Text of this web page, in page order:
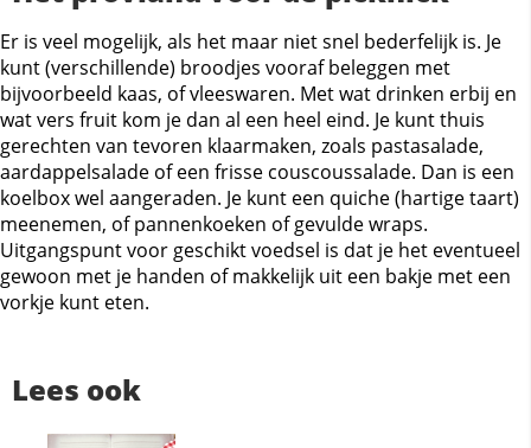
Er is veel mogelijk, als het maar niet snel bederfelijk is. Je
kunt (verschillende) broodjes vooraf beleggen met
bijvoorbeeld kaas, of vleeswaren. Met wat drinken erbij en
wat vers fruit kom je dan al een heel eind. Je kunt thuis
gerechten van tevoren klaarmaken, zoals pastasalade,
aardappelsalade of een frisse couscoussalade. Dan is een
koelbox wel aangeraden. Je kunt een quiche (hartige taart)
meenemen, of pannenkoeken of gevulde wraps.
Uitgangspunt voor geschikt voedsel is dat je het eventueel
gewoon met je handen of makkelijk uit een bakje met een
vorkje kunt eten.
Lees ook